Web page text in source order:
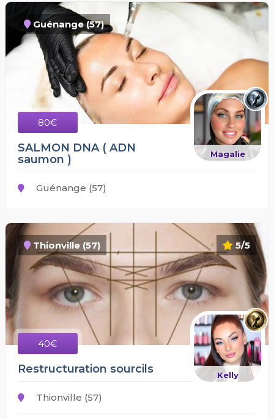
Guénange (57)
80€
Magalie
SALMON DNA ( ADN
saumon )
Guénange (57)
5/5
Thionville (57)
40€
Kelly
Restructuration sourcils
Thionville (57)